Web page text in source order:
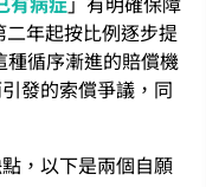
年起按比例逐步提
種循序漸進的賠償機
發的索償爭議，同
，以下是兩個自願